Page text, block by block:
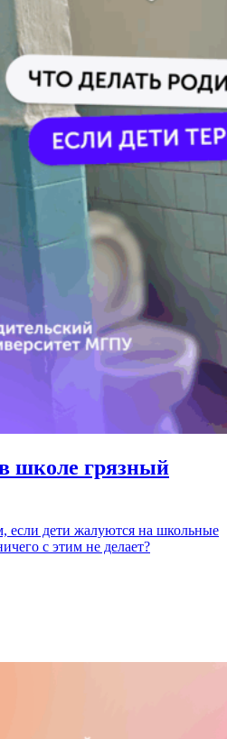
школе грязный
если дети жалуются на школьные
с этим не делает?